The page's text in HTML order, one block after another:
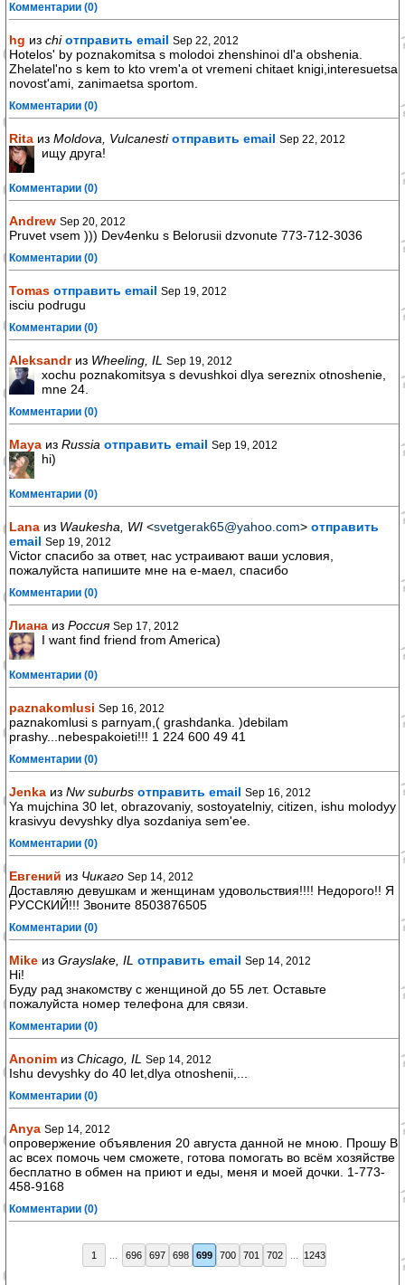
Комментарии (0)
hg из chi отправить email Sep 22, 2012
Hotelos' by poznakomitsa s molodoi zhenshinoi dl'a obshenia.
Zhelatel'no s kem to kto vrem'a ot vremeni chitaet knigi,interesuetsa
novost'ami, zanimaetsa sportom.
Комментарии (0)
Rita из Moldova, Vulcanesti отправить email Sep 22, 2012
ищу друга!
Комментарии (0)
Andrew Sep 20, 2012
Pruvet vsem ))) Dev4enku s Belorusii dzvonute 773-712-3036
Комментарии (0)
Tomas отправить email Sep 19, 2012
isciu podrugu
Комментарии (0)
Aleksandrиз Wheeling, IL Sep 19, 2012
xochu poznakomitsya s devushkoi dlya sereznix otnoshenie,
mne 24.
Комментарии (0)
Maya из Russia отправить email Sep 19, 2012
hi)
Комментарии (0)
Lana из Waukesha, WI <svetgerak65@yahoo.com> отправить
email Sep 19, 2012
Victor спасибо за ответ, нас устраивают ваши условия,
пожалуйста напишите мне на е-маел, спасибо
Комментарии (0)
Лиана из Россия Sep 17, 2012
I want find friend from America)
Комментарии (0)
paznakomlusi Sep 16, 2012
paznakomlusi s parnyam,( grashdanka. )debilam
prashy...nebespakoieti!!! 1 224 600 49 41
Комментарии (0)
Jenka из Nw suburbs отправить email Sep 16, 2012
Ya mujchina 30 let, obrazovaniy, sostoyatelniy, citizen, ishu molodyy
krasivyu devyshky dlya sozdaniya sem'ee.
Комментарии (0)
Евгений из Чикаго Sep 14, 2012
Доставляю девушкам и женщинам удовольствия!!!! Недорого!! Я
РУССКИЙ!!! Звоните 8503876505
Комментарии (0)
Mike из Grayslake, IL отправить email Sep 14, 2012
Hi!
Буду рад знакомству с женщиной до 55 лет. Оставьте
пожалуйста номер телефона для связи.
Комментарии (0)
Anonim из Chicago, IL Sep 14, 2012
Ishu devyshky do 40 let,dlya otnoshenii,...
Комментарии (0)
Anya Sep 14, 2012
опровержение объявления 20 августа данной не мною. Прошу В
ас всех помочь чем сможете, готова помогать во всём хозяйстве
бесплатно в обмен на приют и еды, меня и моей дочки. 1-773-
458-9168
Комментарии (0)
1 696 697 698 699 700 701 702 1243